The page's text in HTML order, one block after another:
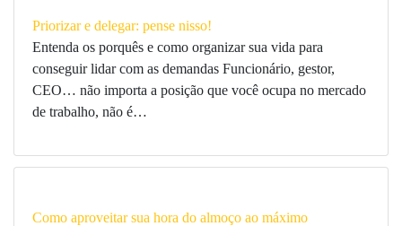
Priorizar e delegar: pense nisso!
Entenda os porquês e como organizar sua vida para
conseguir lidar com as demandas Funcionário, gestor,
CEO… não importa a posição que você ocupa no mercado
de trabalho, não é…
Como aproveitar sua hora do almoço ao máximo